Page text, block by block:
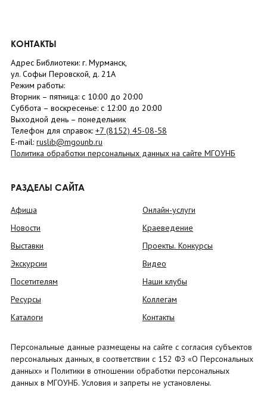
КОНТАКТЫ
Адрес Библиотеки: г. Мурманск,
ул. Софьи Перовской, д. 21А
Режим работы:
Вторник – пятница: с 10:00 до 20:00
Суббота – воскресенье: c 12:00 до 20:00
Выходной день – понедельник
Телефон для справок: +7 (8152) 45-08-58
E-mail: ruslib@mgounb.ru
Политика обработки персональных данных на сайте МГОУНБ
РАЗДЕЛЫ САЙТА
Афиша
Новости
Выставки
Экскурсии
Посетителям
Ресурсы
Каталоги
Онлайн-услуги
Краеведение
Проекты. Конкурсы
Видео
Наши клубы
Коллегам
Контакты
Персональные данные размещены на сайте с согласия субъектов
персональных данных, в соответствии с 152 ФЗ «О Персональных
данных» и Политики в отношении обработки персональных
данных в МГОУНБ. Условия и запреты не установлены.